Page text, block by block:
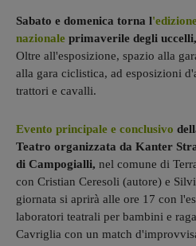
Sabato e domenica torna l
nazionale primaverile degli
Oltre all'esposizione, spazio alla
alla gara ciclistica, ad esposizioni
trattori e cavalli.
Evento principale e conclusivo
Teatro organizzata da Kanter
di Campogialli, nel comune di
con Cristian Ceresoli (autore) e
giornata si aprirà alle ore 17 con
laboratori teatrali per bambini e
Cavriglia con un match